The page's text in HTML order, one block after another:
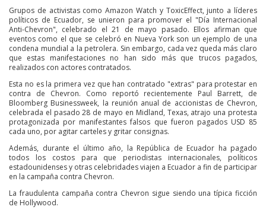
Grupos de activistas como Amazon Watch y ToxicEffect, junto a líderes
políticos de Ecuador, se unieron para promover el "Día Internacional
Anti-Chevron", celebrado el 21 de mayo pasado. Ellos afirman que
eventos como el que se celebró en Nueva York son un ejemplo de una
condena mundial a la petrolera. Sin embargo, cada vez queda más claro
que estas manifestaciones no han sido más que trucos pagados,
realizados con actores contratados.
Esta no es la primera vez que han contratado "extras" para protestar en
contra de Chevron. Como reportó recientemente Paul Barrett, de
Bloomberg Businessweek, la reunión anual de accionistas de Chevron,
celebrada el pasado 28 de mayo en Midland, Texas, atrajo una protesta
protagonizada por manifestantes falsos que fueron pagados USD 85
cada uno, por agitar carteles y gritar consignas.
Además, durante el último año, la República de Ecuador ha pagado
todos los costos para que periodistas internacionales, políticos
estadounidenses y otras celebridades viajen a Ecuador a fin de participar
en la campaña contra Chevron.
La fraudulenta campaña contra Chevron sigue siendo una típica ficción
de Hollywood.